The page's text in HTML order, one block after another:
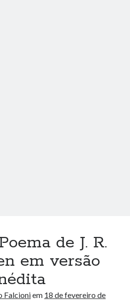
de J. R.
em versão
Falcioniem 18 de fevereiro de